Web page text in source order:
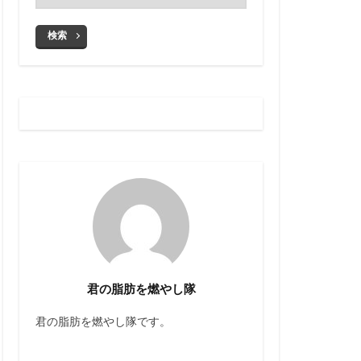
検索
君の脂肪を燃やし隊
君の脂肪を燃やし隊です。